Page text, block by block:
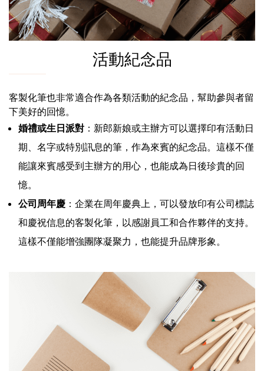
活動紀念品
客製化筆也非常適合作為各類活動的紀念品，幫助參與者留
下美好的回憶。
婚禮或生日派對 ：新郎新娘或主辦方可以選擇印有活動日
期、名字或特別訊息的筆，作為來賓的紀念品。這樣不僅
能讓來賓感受到主辦方的用心，也能成為日後珍貴的回
憶。
公司周年慶 ：企業在周年慶典上，可以發放印有公司標誌
和慶祝信息的客製化筆，以感謝員工和合作夥伴的支持。
這樣不僅能增強團隊凝聚力，也能提升品牌形象。